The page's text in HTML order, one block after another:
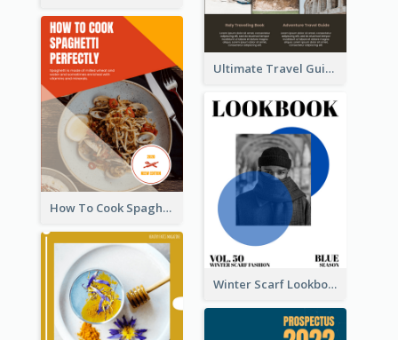
Ultimate Travel Guide To Italy Booklet
How To Cook Spaghetti Booklet
Winter Scarf Lookbook